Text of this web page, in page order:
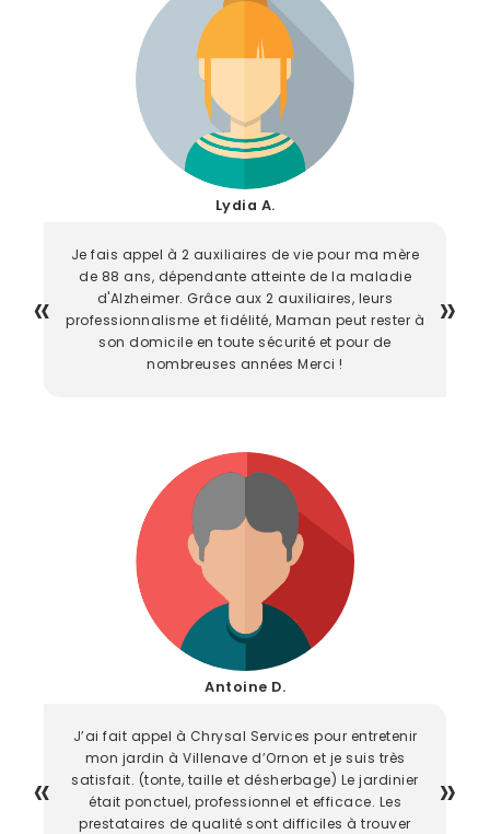
Lydia A.
Je fais appel à 2 auxiliaires de vie pour ma mère
de 88 ans, dépendante atteinte de la maladie
d'Alzheimer. Grâce aux 2 auxiliaires, leurs
professionnalisme et fidélité, Maman peut rester à
son domicile en toute sécurité et pour de
nombreuses années Merci !
Antoine D.
J’ai fait appel à Chrysal Services pour entretenir
mon jardin à Villenave d’Ornon et je suis très
satisfait. (tonte, taille et désherbage) Le jardinier
était ponctuel, professionnel et efficace. Les
prestataires de qualité sont difficiles à trouver